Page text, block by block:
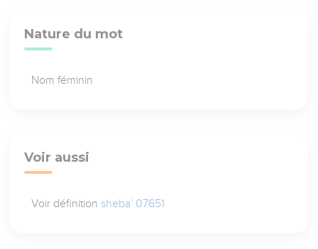
Nature du mot
Nom féminin
Voir aussi
Voir définition sheba` 07651